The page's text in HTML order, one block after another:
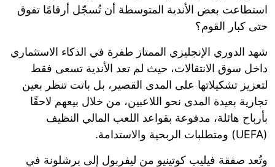
استطاعت بعض الأندية المتوسطة أن تُسجّل أرقامًا تفوق
حتى كبار القوم؟
شهد الدوري الإنجليزي الممتاز طفرة في الذكاء الاستثماري
داخل سوق الانتقالات، حيث لم تعد الأندية تسعى فقط
لتعزيز تشكيلاتها على المدى القصير، بل باتت تنظر بعين
تجارية بعيدة المدى نحو اللاعبين، من خلال بيعهم لاحقًا
بأرباح هائلة، مدفوعة بقواعد اللعب المالي النظيف
(UEFA) ومتطلبات الربحية والاستدامة.
وتُعد صفقة فيليب كوتينيو من ليفربول إلى برشلونة في